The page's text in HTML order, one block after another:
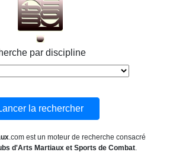
par discipline
.com est un moteur de recherche consacré
d'Arts Martiaux et Sports de Combat.